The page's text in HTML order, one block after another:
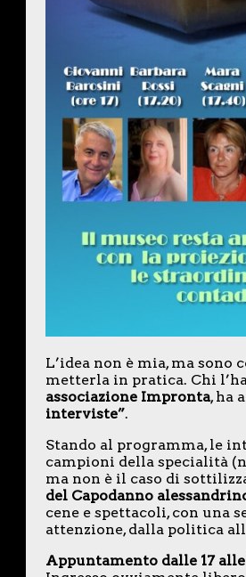
L’idea non è mia, ma sono
metterla in pratica. Chi
associazione Impronta, ha
interviste”.
Stando al programma, le
campioni della specialità
ma non è il caso di
del Capodanno
cene e spettacoli, con una
attenzione, dalla politica
Appuntamento dalle 17